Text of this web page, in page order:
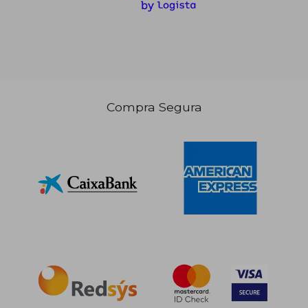
18,74 € 5%
Compra Segura